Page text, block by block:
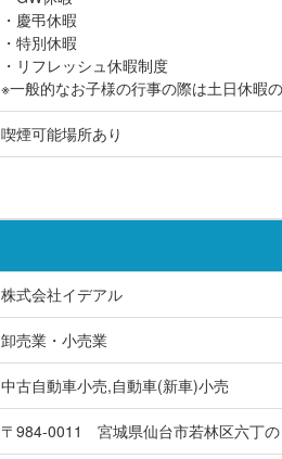
・慶弔休暇
・特別休暇
・リフレッシュ休暇制度
※一般的なお子様の行事の際は土日休暇
喫煙可能場所あり
株式会社イデアル
卸売業・小売業
中古自動車小売,自動車(新車)小売
〒984-0011 宮城県仙台市若林区六丁